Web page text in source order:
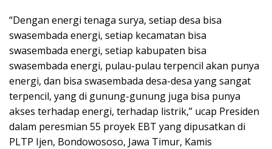
“Dengan energi tenaga surya, setiap desa bisa
swasembada energi, setiap kecamatan bisa
swasembada energi, setiap kabupaten bisa
swasembada energi, pulau-pulau terpencil akan punya
energi, dan bisa swasembada desa-desa yang sangat
terpencil, yang di gunung-gunung juga bisa punya
akses terhadap energi, terhadap listrik,” ucap Presiden
dalam peresmian 55 proyek EBT yang dipusatkan di
PLTP Ijen, Bondowososo, Jawa Timur, Kamis